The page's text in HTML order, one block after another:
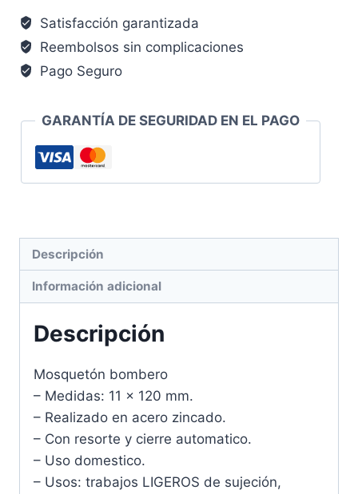
Uso
domestico
cantidad
Satisfacción garantizada
Reembolsos sin complicaciones
Pago Seguro
GARANTÍA DE SEGURIDAD EN EL PAGO
Descripción
Información adicional
Descripción
Mosquetón bombero
– Medidas: 11 x 120 mm.
– Realizado en acero zincado.
– Con resorte y cierre automatico.
– Uso domestico.
– Usos: trabajos LIGEROS de sujeción,